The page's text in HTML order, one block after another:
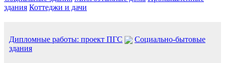
здания Коттеджи и дачи
Дипломные работы: проект ПГС
Социально-бытовые
здания